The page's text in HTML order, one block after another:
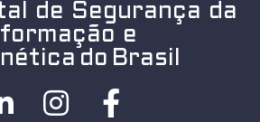
de Segurança da
e
do Brasil